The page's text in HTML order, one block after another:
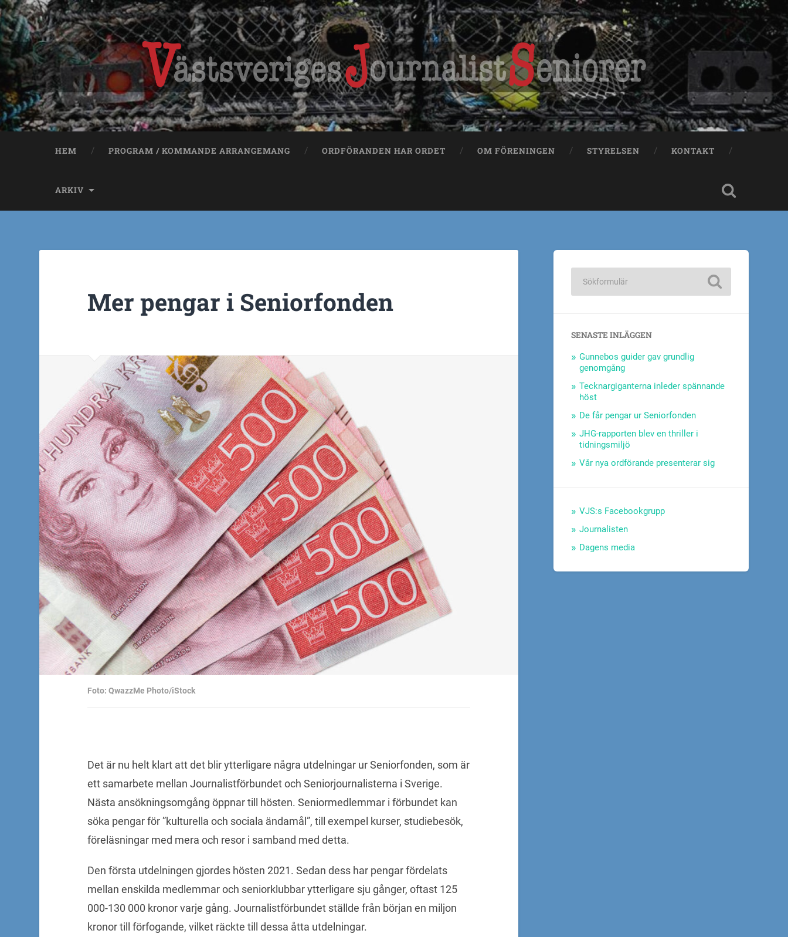
HEM PROGRAM / KOMMANDE ARRANGEMANG ORDFÖRANDEN HAR ORDET OM FÖRENINGEN STYRELSEN KONTAKT
ARKIV
Mer pengar i Seniorfonden
Foto: QwazzMe Photo/iStock
Det är nu helt klart att det blir ytterligare några utdelningar ur Seniorfonden, som är
ett samarbete mellan Journalistförbundet och Seniorjournalisterna i Sverige.
Nästa ansökningsomgång öppnar till hösten. Seniormedlemmar i förbundet kan
söka pengar för ”kulturella och sociala ändamål”, till exempel kurser, studiebesök,
föreläsningar med mera och resor i samband med detta.
Den första utdelningen gjordes hösten 2021. Sedan dess har pengar fördelats
mellan enskilda medlemmar och seniorklubbar ytterligare sju gånger, oftast 125
000-130 000 kronor varje gång. Journalistförbundet ställde från början en miljon
kronor till förfogande, vilket räckte till dessa åtta utdelningar.
SENASTE INLÄGGEN
Gunnebos guider gav grundlig
genomgång
Tecknargiganterna inleder spännande
höst
De får pengar ur Seniorfonden
JHG-rapporten blev en thriller i
tidningsmiljö
Vår nya ordförande presenterar sig
VJS:s Facebookgrupp
Journalisten
Dagens media